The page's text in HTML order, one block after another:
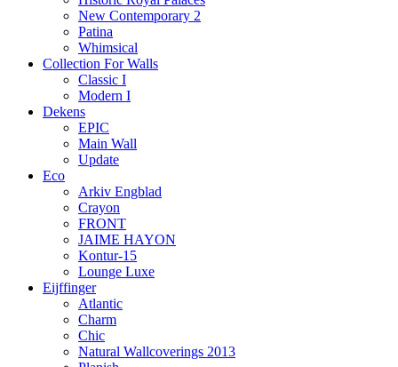
New Contemporary 2
Patina
Whimsical
Collection For Walls
Classic I
Modern I
Dekens
EPIC
Main Wall
Update
Eco
Arkiv Engblad
Crayon
FRONT
JAIME HAYON
Kontur-15
Lounge Luxe
Eijffinger
Atlantic
Charm
Chic
Natural Wallcoverings 2013